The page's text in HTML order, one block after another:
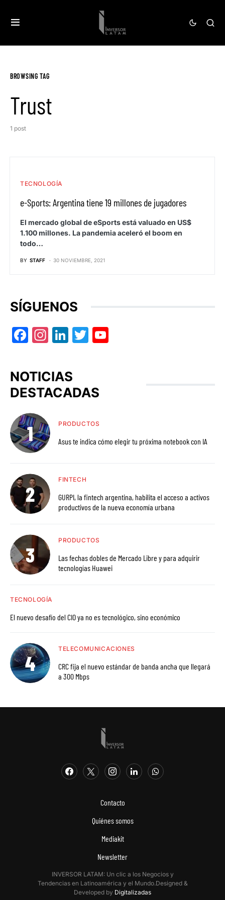
BROWSING TAG
Trust
1 post
TECNOLOGÍA
e-Sports: Argentina tiene 19 millones de jugadores
El mercado global de eSports está valuado en US$
1.100 millones. La pandemia aceleró el boom en
todo…
BY STAFF 30 NOVIEMBRE, 2021
SÍGUENOS
Facebook
Instagram
LinkedIn
Twitter
NOTICIAS
DESTACADAS
PRODUCTOS
Asus te indica cómo elegir tu próxima notebook con IA
FINTECH
GURPI, la fintech argentina, habilita el acceso a activos
productivos de la nueva economía urbana
PRODUCTOS
Las fechas dobles de Mercado Libre y para adquirir
tecnologías Huawei
TECNOLOGÍA
El nuevo desafío del CIO ya no es tecnológico, sino económico
TELECOMUNICACIONES
CRC fija el nuevo estándar de banda ancha que llegará
a 300 Mbps
Contacto
Quiénes somos
Mediakit
Newsletter
INVERSOR LATAM: Un clic a los Negocios y
Tendencias en Latinoamérica y el Mundo.Designed &
Developed by Digitalizadas